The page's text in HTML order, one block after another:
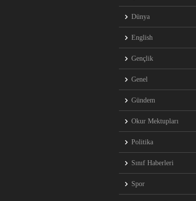
Dünya
English
Gençlik
Genel
Gündem
Okur Mektupları
Politika
Sınıf Haberleri
Spor